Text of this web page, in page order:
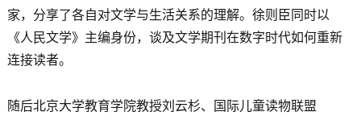
家，分享了各自对文学与生活关系的理解。徐则臣同时以
《人民文学》主编身份，谈及文学期刊在数字时代如何重新
连接读者。
随后北京大学教育学院教授刘云杉、国际儿童读物联盟